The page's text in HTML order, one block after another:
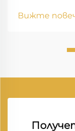
решаващо
Вижте